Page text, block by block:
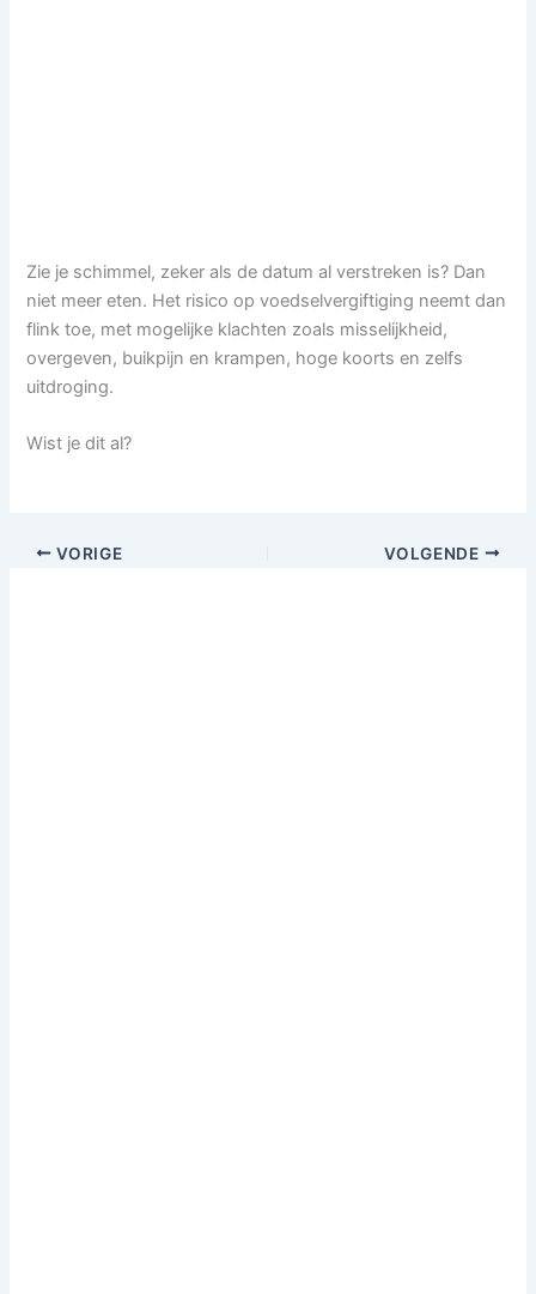
Zie je schimmel, zeker als de datum al verstreken is? Dan
niet meer eten. Het risico op voedselvergiftiging neemt dan
flink toe, met mogelijke klachten zoals misselijkheid,
overgeven, buikpijn en krampen, hoge koorts en zelfs
uitdroging.
Wist je dit al?
VORIGE VOLGENDE